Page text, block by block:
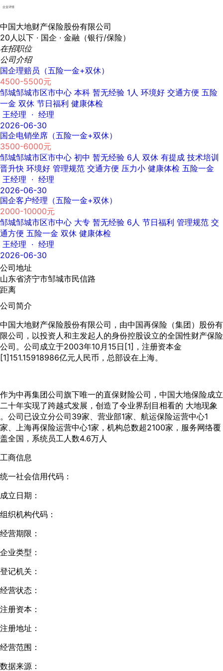
企业详情
中国大地财产保险股份有限公司
20人以下 · 国企 · 金融（银行/保险）
在招职位
公司介绍
国企理赔员（五险一金+双休）
4500-5500元
邹城邹城市区市中心 本科 暂无经验 1人 环境好 交通方便 五险
一金 双休 节日福利 健康体检
王经理 · 经理
2026-06-30
国企电销坐席（五险一金+双休）
3500-6000元
邹城邹城市区市中心 初中 暂无经验 6人 双休 有提成 技术培训
晋升快 环境好 管理规范 交通方便 压力小 健康体检 五险一金
王经理 · 经理
2026-06-30
国企客户经理（五险一金+双休）
2000-10000元
邹城邹城市区市中心 大专 暂无经验 6人 节日福利 管理规范 交
通方便 五险一金 双休 健康体检
王经理 · 经理
2026-06-30
公司地址
山东省济宁市邹城市民信路
距离
公司简介
中国大地财产保险股份有限公司，由中国再保险（集团）股份有
限公司，以投资人和主发起人的身份控股设立的全国性财产保险
公司。公司成立于2003年10月15日[1]，注册资本金
[1]151.15918986亿元人民币，总部设在上海。
作为中再集团公司旗下唯一的直保财险公司，中国大地保险成立
二十年实现了跨越式发展，创造了令业界刮目相看的 大地现象
。公司已设立分公司39家、营业部1家、航运保险运营中心1
家、上海再保险运营中心1家，机构总数超2100家，服务网络覆
盖全国，系统员工人数4.6万人
工商信息
统一社会信用代码：
成立日期：
组织机构代码：
经营期限：
企业类型：
登记机关：
经营状态：
注册资本：
注册地址：
经营范围：
数据来源：